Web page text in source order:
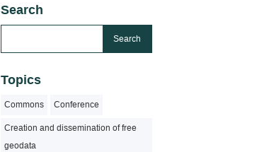
Search
Topics
Commons Conference
Creation and dissemination of free
geodata